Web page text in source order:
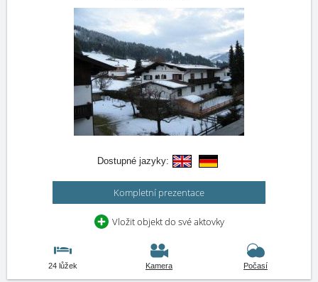
Dostupné jazyky:
Kompletní prezentace
Vložit objekt do své aktovky
24 lůžek Kamera Počasí